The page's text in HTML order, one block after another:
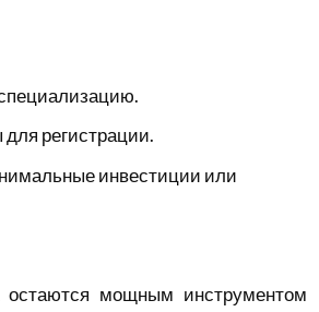
регистрации.
инвестиции или
остаются мощным инструментом